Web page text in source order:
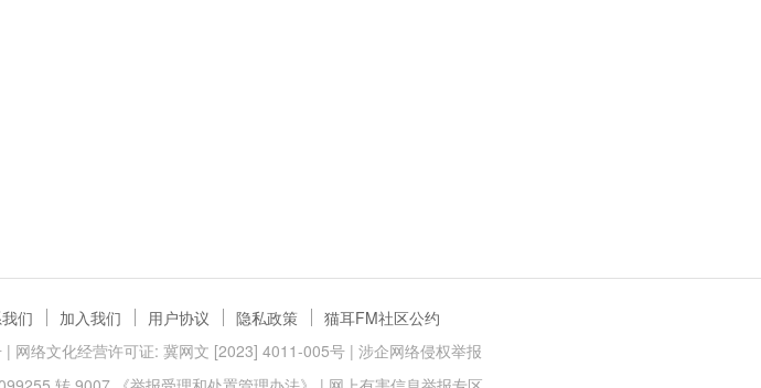
们 加入我们 用户协议 隐私政策
猫耳FM社区公约
| 网络文化经营许可证: 冀网文 [2023] 4011-005号 | 涉企网络侵权举报